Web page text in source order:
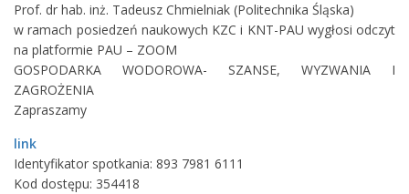
Prof. dr hab. inż. Tadeusz Chmielniak (Politechnika Śląska)
w ramach posiedzeń naukowych KZC i KNT-PAU wygłosi odczyt
na platformie PAU – ZOOM
GOSPODARKA WODOROWA- SZANSE, WYZWANIA I
ZAGROŻENIA
Zapraszamy
link
Identyfikator spotkania: 893 7981 6111
Kod dostępu: 354418